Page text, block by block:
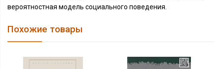
вероятностная модель социального поведения.
Похожие товары